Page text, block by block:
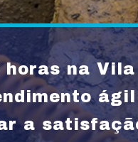
horas na Vila
a